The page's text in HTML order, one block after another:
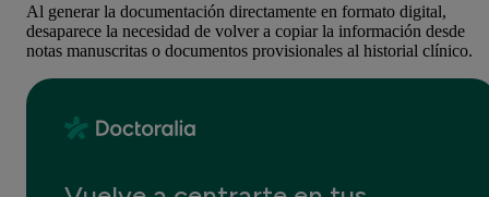
Al generar la documentación directamente en formato digital,
desaparece la necesidad de volver a copiar la información desde
notas manuscritas o documentos provisionales al historial clínico.